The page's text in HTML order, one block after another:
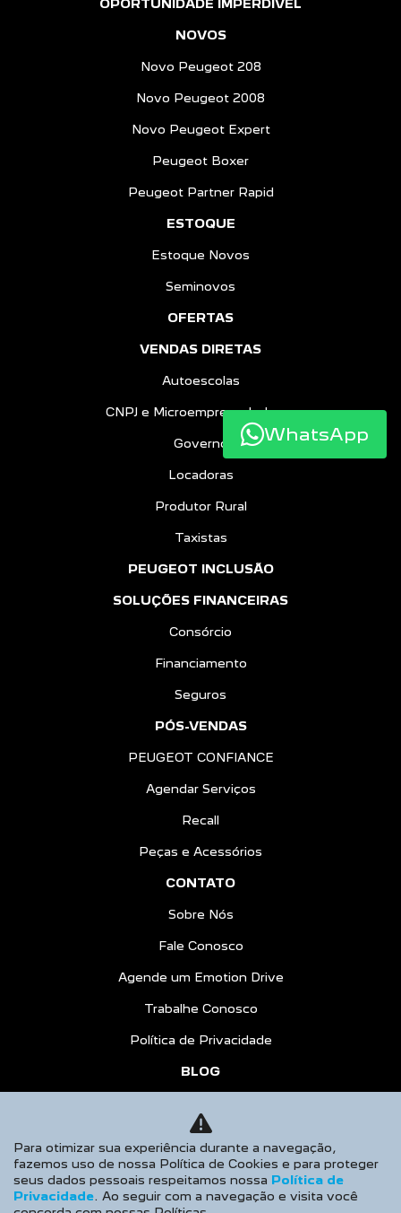
OPORTUNIDADE IMPERDÍVEL
NOVOS
Novo Peugeot 208
Novo Peugeot 2008
Novo Peugeot Expert
Peugeot Boxer
Peugeot Partner Rapid
ESTOQUE
Estoque Novos
Seminovos
OFERTAS
VENDAS DIRETAS
Autoescolas
CNPJ e Microempreendedores
Governo
Locadoras
Produtor Rural
Taxistas
PEUGEOT INCLUSÃO
SOLUÇÕES FINANCEIRAS
Consórcio
Financiamento
Seguros
PÓS-VENDAS
PEUGEOT CONFIANCE
Agendar Serviços
Recall
Peças e Acessórios
CONTATO
Sobre Nós
Fale Conosco
Agende um Emotion Drive
Trabalhe Conosco
Política de Privacidade
BLOG
AGENDE UM TEST DRIVE
Desacelere. Seu bem maior é a vida.
WhatsApp
Para otimizar sua experiência durante a navegação,
fazemos uso de nossa Política de Cookies e para proteger
seus dados pessoais respeitamos nossa Política de
Privacidade. Ao seguir com a navegação e visita você